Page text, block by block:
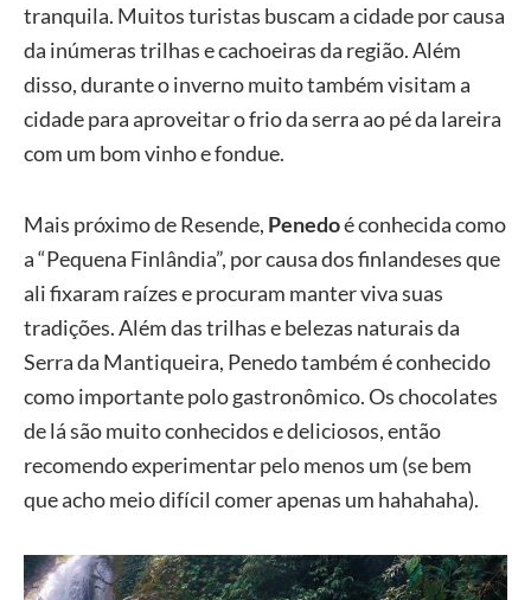
tranquila. Muitos turistas buscam a cidade por causa
da inúmeras trilhas e cachoeiras da região. Além
disso, durante o inverno muito também visitam a
cidade para aproveitar o frio da serra ao pé da lareira
com um bom vinho e fondue.
Mais próximo de Resende, Penedoé conhecida como
a “Pequena Finlândia”, por causa dos finlandeses que
ali fixaram raízes e procuram manter viva suas
tradições. Além das trilhas e belezas naturais da
Serra da Mantiqueira, Penedo também é conhecido
como importante polo gastronômico. Os chocolates
de lá são muito conhecidos e deliciosos, então
recomendo experimentar pelo menos um (se bem
que acho meio difícil comer apenas um hahahaha).